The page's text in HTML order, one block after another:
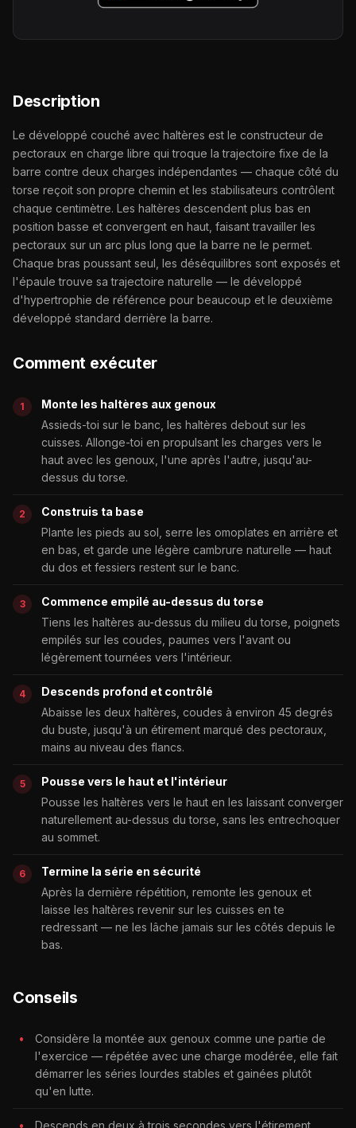
Description
Le développé couché avec haltères est le constructeur de
pectoraux en charge libre qui troque la trajectoire fixe de la
barre contre deux charges indépendantes — chaque côté du
torse reçoit son propre chemin et les stabilisateurs contrôlent
chaque centimètre. Les haltères descendent plus bas en
position basse et convergent en haut, faisant travailler les
pectoraux sur un arc plus long que la barre ne le permet.
Chaque bras poussant seul, les déséquilibres sont exposés et
l'épaule trouve sa trajectoire naturelle — le développé
d'hypertrophie de référence pour beaucoup et le deuxième
développé standard derrière la barre.
Comment exécuter
Monte les haltères aux genoux
Assieds-toi sur le banc, les haltères debout sur les
cuisses. Allonge-toi en propulsant les charges vers le
haut avec les genoux, l'une après l'autre, jusqu'au-
dessus du torse.
Construis ta base
Plante les pieds au sol, serre les omoplates en arrière et
en bas, et garde une légère cambrure naturelle — haut
du dos et fessiers restent sur le banc.
Commence empilé au-dessus du torse
Tiens les haltères au-dessus du milieu du torse, poignets
empilés sur les coudes, paumes vers l'avant ou
légèrement tournées vers l'intérieur.
Descends profond et contrôlé
Abaisse les deux haltères, coudes à environ 45 degrés
du buste, jusqu'à un étirement marqué des pectoraux,
mains au niveau des flancs.
Pousse vers le haut et l'intérieur
Pousse les haltères vers le haut en les laissant converger
naturellement au-dessus du torse, sans les entrechoquer
au sommet.
Termine la série en sécurité
Après la dernière répétition, remonte les genoux et
laisse les haltères revenir sur les cuisses en te
redressant — ne les lâche jamais sur les côtés depuis le
bas.
Conseils
Considère la montée aux genoux comme une partie de
l'exercice — répétée avec une charge modérée, elle fait
démarrer les séries lourdes stables et gainées plutôt
qu'en lutte.
Descends en deux à trois secondes vers l'étirement